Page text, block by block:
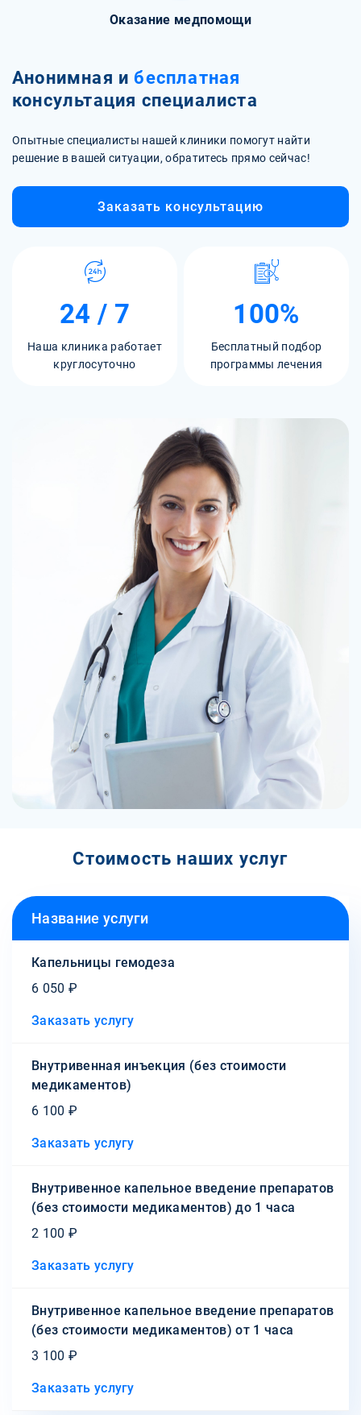
Оказание медпомощи
Анонимная и бесплатная
консультация специалиста
Опытные специалисты нашей клиники помогут найти
решение в вашей ситуации, обратитесь прямо сейчас!
Заказать консультацию
24 / 7
Наша клиника работает
круглосуточно
100%
Бесплатный подбор
программы лечения
Стоимость наших услуг
Название услуги
Капельницы гемодеза
6 050 ₽
Заказать услугу
Внутривенная инъекция (без стоимости
медикаментов)
6 100 ₽
Заказать услугу
Внутривенное капельное введение препаратов
(без стоимости медикаментов) до 1 часа
2 100 ₽
Заказать услугу
Внутривенное капельное введение препаратов
(без стоимости медикаментов) от 1 часа
3 100 ₽
Заказать услугу